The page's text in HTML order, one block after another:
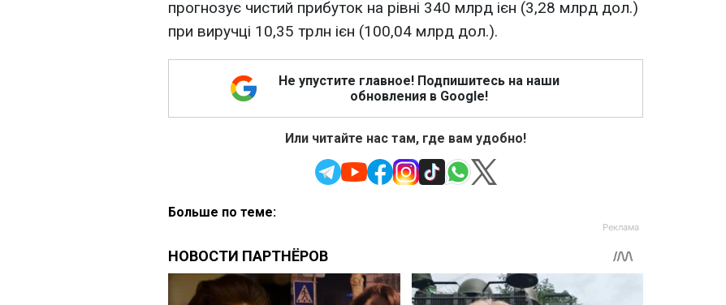
прогнозує чистий прибуток на рівні 340 млрд ієн (3,28 млрд дол.)
при виручці 10,35 трлн ієн (100,04 млрд дол.).
Не упустите главное! Подпишитесь на наши
обновления в Google!
Или читайте нас там, где вам удобно!
Больше по теме: